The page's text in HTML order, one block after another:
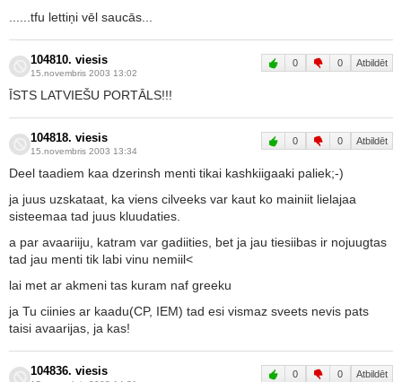
......tfu lettiņi vēl saucās...
104810. viesis
15.novembris 2003 13:02
0 0 Atbildēt
ĪSTS LATVIEŠU PORTĀLS!!!
104818. viesis
15.novembris 2003 13:34
0 0 Atbildēt
Deel taadiem kaa dzerinsh menti tikai kashkiigaaki paliek;-)
ja juus uzskataat, ka viens cilveeks var kaut ko mainiit lielajaa
sisteemaa tad juus kluudaties.
a par avaariiju, katram var gadiities, bet ja jau tiesiibas ir nojuugtas
tad jau menti tik labi vinu nemiil<
lai met ar akmeni tas kuram naf greeku
ja Tu ciinies ar kaadu(CP, IEM) tad esi vismaz sveets nevis pats
taisi avaarijas, ja kas!
104836. viesis 0 0 Atbildēt